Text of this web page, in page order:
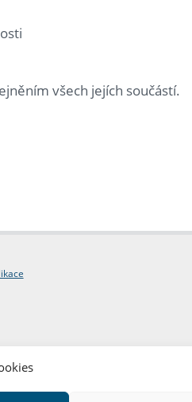
všech jejích součástí.